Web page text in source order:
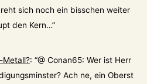
sich noch ein bisschen weiter
den Kern…”
Metall?: “@ Conan65: Wer ist Herr
Ach ne, ein Oberst